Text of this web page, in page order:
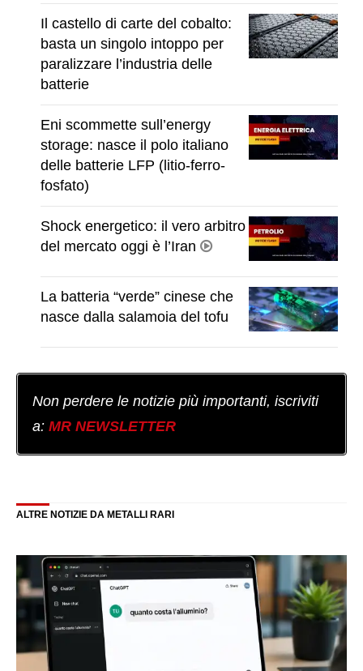
Il castello di carte del cobalto:
basta un singolo intoppo per
paralizzare l’industria delle
batterie
Eni scommette sull’energy
storage: nasce il polo italiano
delle batterie LFP (litio-ferro-
fosfato)
Shock energetico: il vero arbitro
del mercato oggi è l’Iran
La batteria “verde” cinese che
nasce dalla salamoia del tofu
Non perdere le notizie più importanti, iscriviti
a: MR NEWSLETTER
ALTRE NOTIZIE DA METALLI RARI